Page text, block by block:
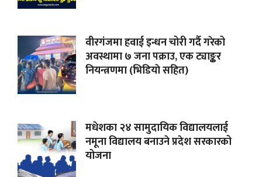
वीरगंजमा हवाई इन्धन चोरी गर्दै गरेको
अवस्थामा ७ जना पक्राउ, एक ट्याङ्कर
नियन्त्रणमा (भिडियाे सहित)
मधेशका २४ सामुदायिक विद्यालयलाई
नमूना विद्यालय बनाउने प्रदेश सरकारको
योजना